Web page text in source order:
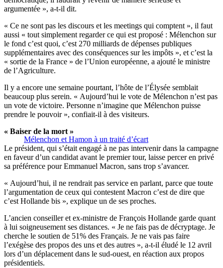
argumentée », a-t-il dit.
« Ce ne sont pas les discours et les meetings qui comptent », il faut
aussi « tout simplement regarder ce qui est proposé : Mélenchon sur
le fond c’est quoi, c’est 270 milliards de dépenses publiques
supplémentaires avec des conséquences sur les impôts », et c’est la
« sortie de la France » de l’Union européenne, a ajouté le ministre
de l’Agriculture.
Il y a encore une semaine pourtant, l’hôte de l’Élysée semblait
beaucoup plus serein. « Aujourd’hui le vote de Mélenchon n’est pas
un vote de victoire. Personne n’imagine que Mélenchon puisse
prendre le pouvoir », confiait-il à des visiteurs.
Mélenchon et Hamon à un traité d’écart
« Baiser de la mort »
Le président, qui s’était engagé à ne pas intervenir dans la campagne
en faveur d’un candidat avant le premier tour, laisse percer en privé
sa préférence pour Emmanuel Macron, sans trop s’avancer.
« Aujourd’hui, il ne rendrait pas service en parlant, parce que toute
l’argumentation de ceux qui contestent Macron c’est de dire que
c’est Hollande bis », explique un de ses proches.
L’ancien conseiller et ex-ministre de François Hollande garde quant
à lui soigneusement ses distances. « Je ne fais pas de décryptage. Je
cherche le soutien de 51% des Français. Je ne vais pas faire
l’exégèse des propos des uns et des autres », a-t-il éludé le 12 avril
lors d’un déplacement dans le sud-ouest, en réaction aux propos
présidentiels.